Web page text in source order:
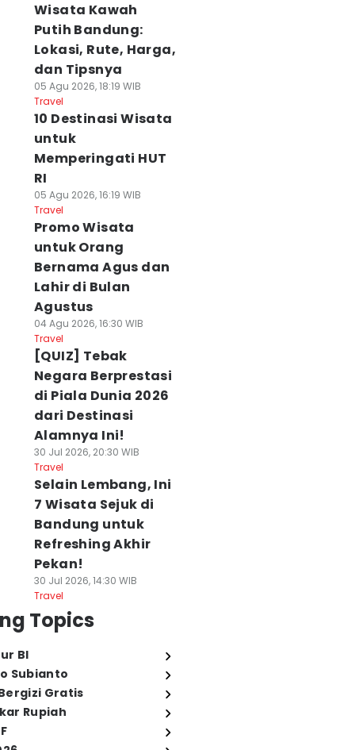
Wisata Kawah
Putih Bandung:
Lokasi, Rute, Harga,
dan Tipsnya
05 Agu 2026, 18:19 WIB
Travel
10 Destinasi Wisata
untuk
Memperingati HUT
RI
05 Agu 2026, 16:19 WIB
Travel
Promo Wisata
untuk Orang
Bernama Agus dan
Lahir di Bulan
Agustus
04 Agu 2026, 16:30 WIB
Travel
[QUIZ] Tebak
Negara Berprestasi
di Piala Dunia 2026
dari Destinasi
Alamnya Ini!
30 Jul 2026, 20:30 WIB
Travel
Selain Lembang, Ini
7 Wisata Sejuk di
Bandung untuk
Refreshing Akhir
Pekan!
30 Jul 2026, 14:30 WIB
Travel
Topics
BI
Subianto
Gratis
Rupiah